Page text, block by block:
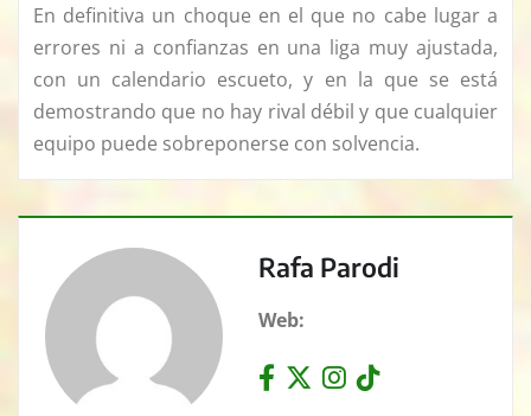
En definitiva un choque en el que no cabe lugar a
errores ni a confianzas en una liga muy ajustada,
con un calendario escueto, y en la que se está
demostrando que no hay rival débil y que cualquier
equipo puede sobreponerse con solvencia.
Rafa Parodi
Web: